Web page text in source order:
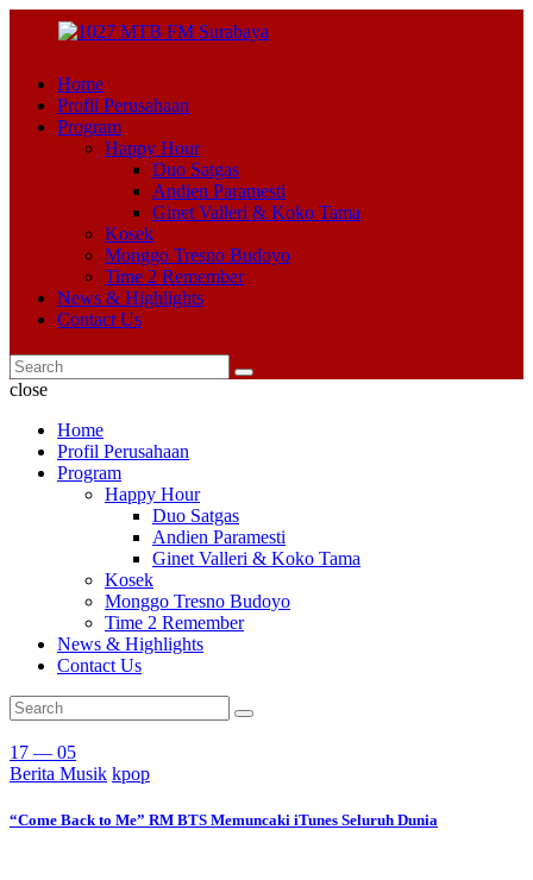
Home
Profil Perusahaan
Program
Happy Hour
Duo Satgas
Andien Paramesti
Ginet Valleri & Koko Tama
Kosek
Monggo Tresno Budoyo
Time 2 Remember
News & Highlights
Contact Us
close
Home
Profil Perusahaan
Program
Happy Hour
Duo Satgas
Andien Paramesti
Ginet Valleri & Koko Tama
Kosek
Monggo Tresno Budoyo
Time 2 Remember
News & Highlights
Contact Us
17 — 05
Berita Musik kpop
“Come Back to Me” RM BTS Memuncaki iTunes Seluruh Dunia